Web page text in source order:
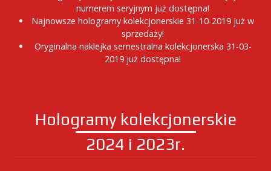
numerem seryjnym już dostępna!
Najnowsze hologramy kolekcjonerskie 31-10-2019 już w
sprzedaży!
Oryginalna naklejka semestralna kolekcjonerska 31-03-
2019 już dostępna!
Hologramy kolekcjonerskie
2024 i 2023r.